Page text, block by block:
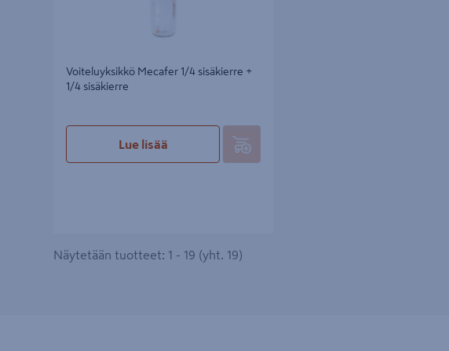
Voiteluyksikkö Mecafer 1/4 sisäkierre +
1/4 sisäkierre
Lue lisää
Näytetään tuotteet: 1 - 19 (yht. 19)